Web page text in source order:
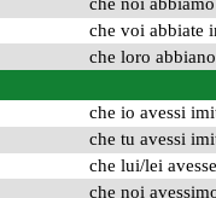
che voi abbiate
che loro
che io avessi
che tu avessi
che lui/lei
che noi